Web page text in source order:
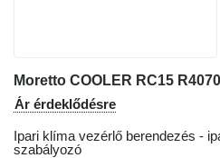
Moretto COOLER RC15 R4070
Ár érdeklődésre
Ipari klíma vezérlő berendezés -
szabályozó